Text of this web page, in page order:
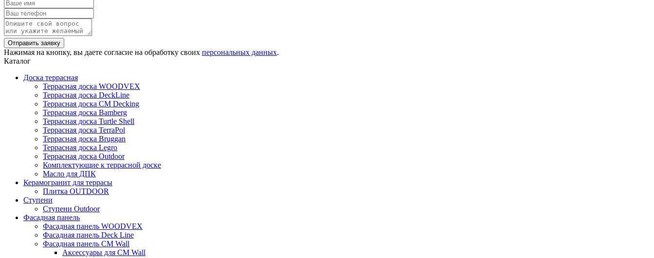
Нажимая на кнопку, вы даете согласие на обработку своих персональных данных.
Каталог
Доска террасная
Террасная доска WOODVEX
Террасная доска DeckLine
Террасная доска CM Decking
Террасная доска Bamberg
Террасная доска Turtle Shell
Террасная доска TerraPol
Террасная доска Bruggan
Террасная доска Legro
Террасная доска Outdoor
Комплектующие к террасной доске
Масло для ДПК
Керамогранит для террасы
Плитка OUTDOOR
Ступени
Ступени Outdoor
Фасадная панель
Фасадная панель WOODVEX
Фасадная панель Deck Line
Фасадная панель CM Wall
Аксессуары для CM Wall